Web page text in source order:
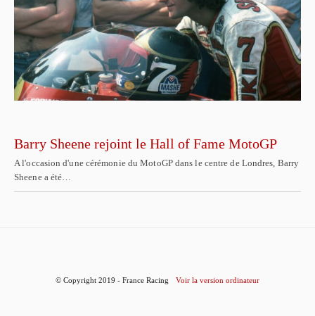
Barry Sheene rejoint le Hall of Fame MotoGP
A l'occasion d'une cérémonie du MotoGP dans le centre de Londres, Barry
Sheene a été…
© Copyright 2019 - France Racing Voir la version ordinateur